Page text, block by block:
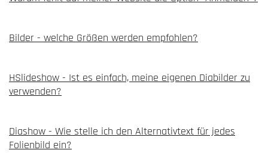
Bilder - welche Größen werden empfohlen?
HSlideshow - Ist es einfach, meine eigenen Diabilder zu
verwenden?
Diashow - Wie stelle ich den Alternativtext für jedes
Folienbild ein?